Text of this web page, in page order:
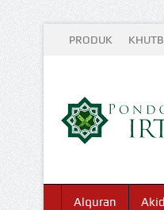
PRODUK
Alquran